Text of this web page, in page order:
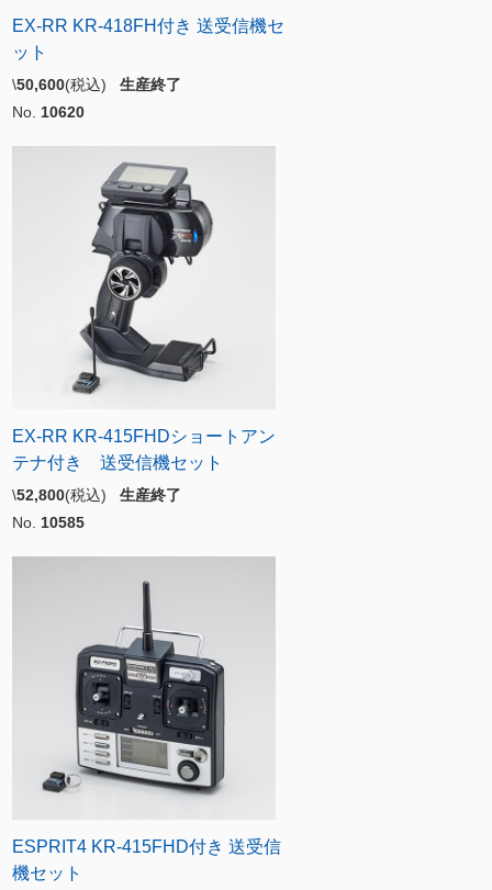
EX-RR KR-418FH付き 送受信機セ
ット
\50,600(税込) 生産終了
No. 10620
EX-RR KR-415FHDショートアン
テナ付き 送受信機セット
\52,800(税込) 生産終了
No. 10585
ESPRIT4 KR-415FHD付き 送受信
機セット